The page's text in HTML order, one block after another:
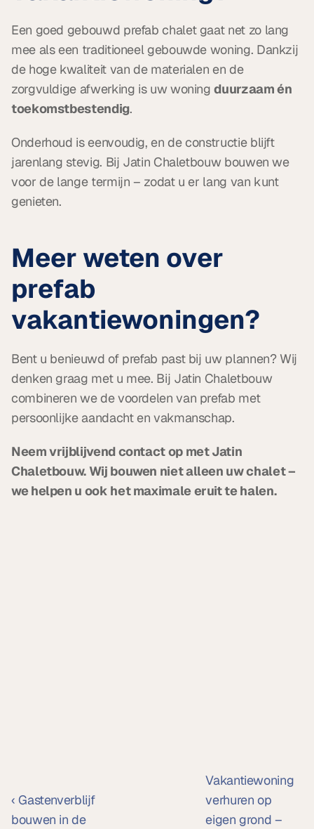
Een goed gebouwd prefab chalet gaat net zo lang
mee als een traditioneel gebouwde woning. Dankzij
de hoge kwaliteit van de materialen en de
zorgvuldige afwerking is uw woning duurzaam én
toekomstbestendig.
Onderhoud is eenvoudig, en de constructie blijft
jarenlang stevig. Bij Jatin Chaletbouw bouwen we
voor de lange termijn – zodat u er lang van kunt
genieten.
Meer weten over
prefab
vakantiewoningen?
Bent u benieuwd of prefab past bij uw plannen? Wij
denken graag met u mee. Bij Jatin Chaletbouw
combineren we de voordelen van prefab met
persoonlijke aandacht en vakmanschap.
Neem vrijblijvend contact op met Jatin
Chaletbouw. Wij bouwen niet alleen uw chalet –
we helpen u ook het maximale eruit te halen.
‹ Gastenverblijf
bouwen in de
Vakantiewoning
verhuren op
eigen grond –